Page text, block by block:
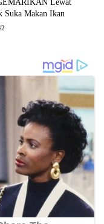
Suka Makan Ikan